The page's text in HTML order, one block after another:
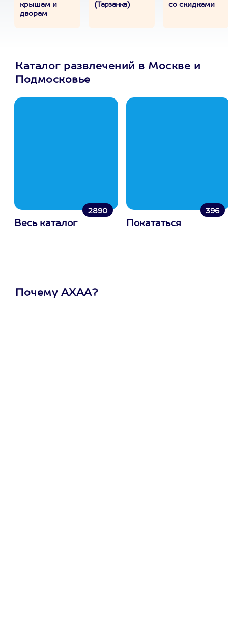
крышам и
дворам
(Тарзанка)
со скидками
Каталог развлечений в Москве и
Подмосковье
2890
Весь каталог
396
Покататься
Почему АХАА?